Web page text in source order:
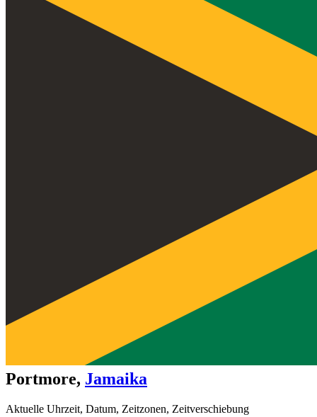
Portmore, Jamaika
Aktuelle Uhrzeit, Datum, Zeitzonen, Zeitverschiebung